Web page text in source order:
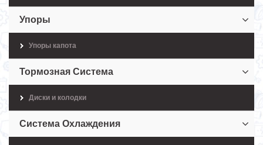
Упоры
Упоры капота
Тормозная Система
Диски и колодки
Система Охлаждения